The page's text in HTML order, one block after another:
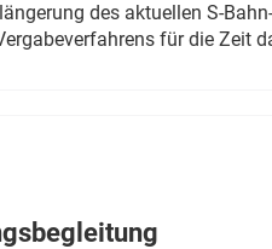
des aktuellen S-
für die Zeit